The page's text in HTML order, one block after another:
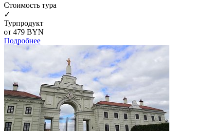
Cтоимость тура
✓
Турпродукт
от 479 BYN
Подробнее